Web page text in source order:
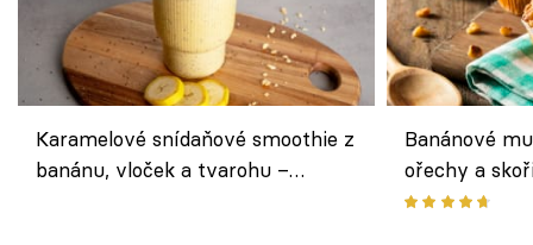
Karamelové snídaňové smoothie z
banánu, vloček a tvarohu –
Banánové
ořechy a